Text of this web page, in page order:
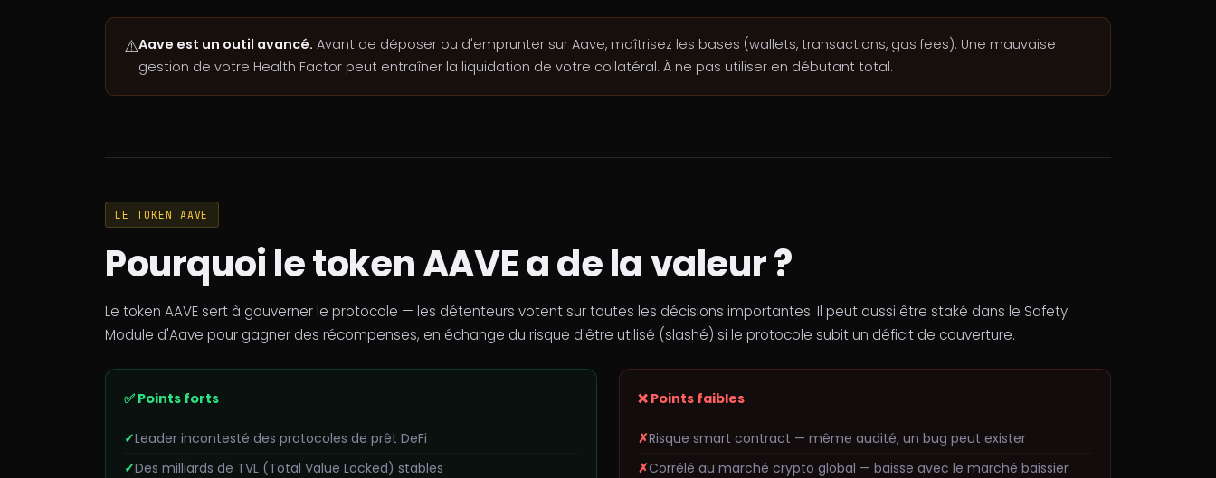
⚠️Aave est un outil avancé. Avant de déposer ou d'emprunter sur Aave, maîtrisez les bases (wallets, transactions, gas fees). Une mauvaise
gestion de votre Health Factor peut entraîner la liquidation de votre collatéral. À ne pas utiliser en débutant total.
LE TOKEN AAVE
Pourquoi le token AAVE a de la valeur ?
Le token AAVE sert à gouverner le protocole — les détenteurs votent sur toutes les décisions importantes. Il peut aussi être staké dans le Safety
Module d'Aave pour gagner des récompenses, en échange du risque d'être utilisé (slashé) si le protocole subit un déficit de couverture.
✅ Points forts
Leader incontesté des protocoles de prêt DeFi
Des milliards de TVL (Total Value Locked) stables
❌ Points faibles
Risque smart contract — même audité, un bug peut exister
Corrélé au marché crypto global — baisse avec le marché baissier